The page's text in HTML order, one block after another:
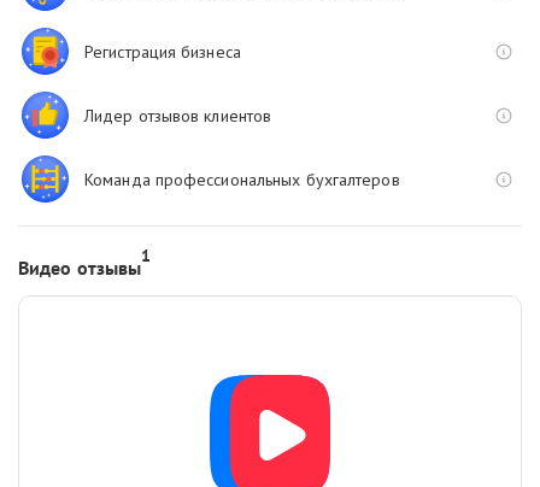
Регистрация бизнеса
Лидер отзывов клиентов
Команда профессиональных бухгалтеров
Видео отзывы1